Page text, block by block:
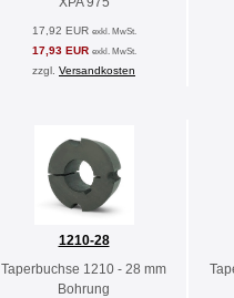
17,92 EUR exkl. MwSt.
17,93 EUR exkl. MwSt.
zzgl. Versandkosten
1210-28
Taperbuchse 1210 - 28 mm
Bohrung